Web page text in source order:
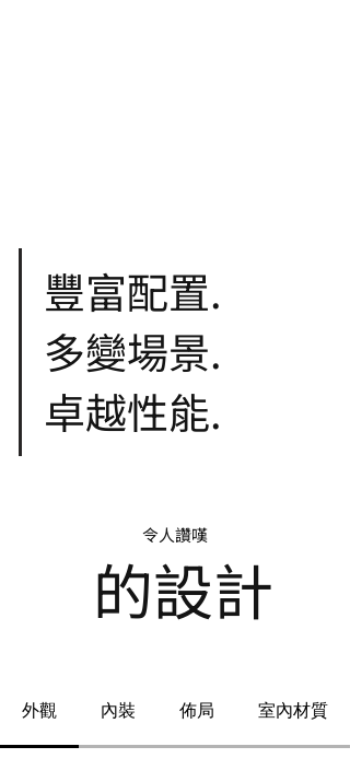
豐富配置.
多變場景.
卓越性能.
令人讚嘆
的設計
外觀 內裝 佈局 室內材質